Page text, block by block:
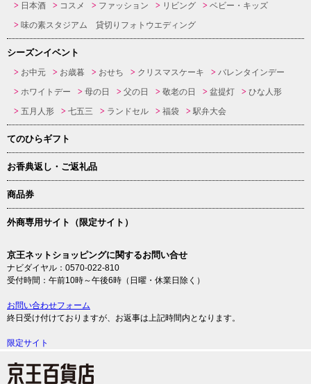
日本酒
コスメ ファッション リビング
ベビー・キッズ
味の素スタジアム 貸切りフォトウエディング
シーズンイベント
お中元 お歳暮 おせち クリスマスケーキ
バレンタインデー
ホワイトデー
母の日 父の日 敬老の日 盆提灯
ひな人形
五月人形
七五三 ランドセル 福袋 駅弁大会
てのひらギフト
お香典返し・ご返礼品
商品券
外商専用サイト（限定サイト）
京王ネットショッピングに関するお問い合せ
ナビダイヤル：0570-022-810
受付時間：午前10時～午後6時（日曜・休業日除く）
お問い合わせフォーム
終日受け付けておりますが、お返事は上記時間内となります。
限定サイト